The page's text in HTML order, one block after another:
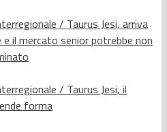
/ Taurus Jesi, arriva
il mercato senior potrebbe non
/ Taurus Jesi, il
forma